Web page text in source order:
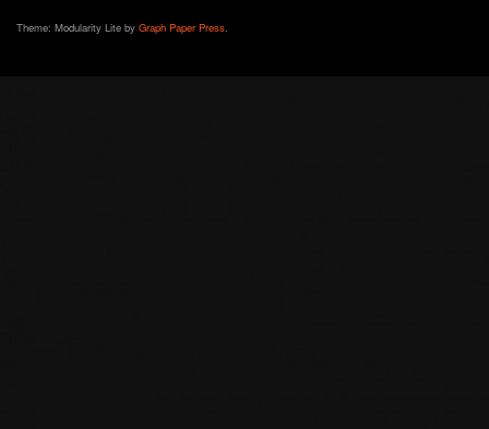
Theme: Modularity Lite by Graph Paper Press.